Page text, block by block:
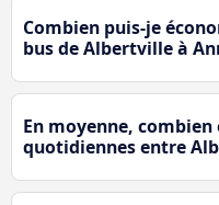
Combien puis-je
bus de Albertville à
En moyenne,
quotidiennes entre